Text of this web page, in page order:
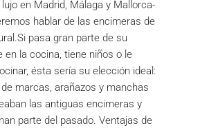
en Madrid, Málaga y Mallorca-
hablar de las encimeras de
pasa gran parte de su
en la cocina, tiene niños o le
ésta sería su elección ideal:
marcas, arañazos y manchas
las antiguas encimeras y
parte del pasado. Ventajas de